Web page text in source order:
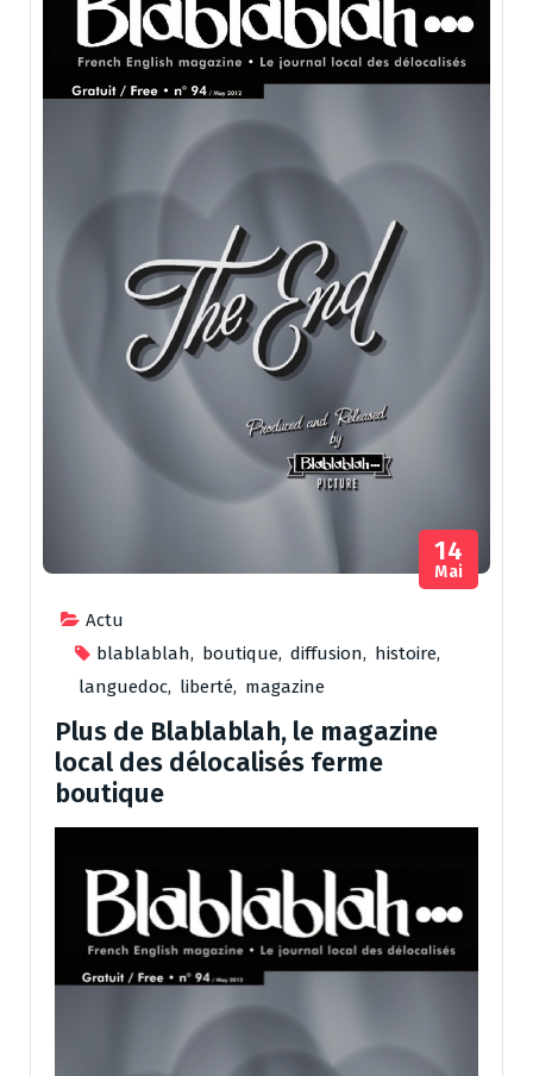
Actu
blablablah, boutique, diffusion, histoire,
languedoc, liberté, magazine
14
Mai
Plus de Blablablah, le magazine
local des délocalisés ferme
boutique